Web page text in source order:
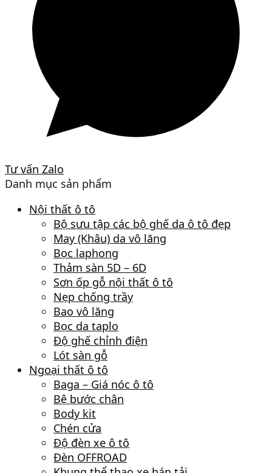
Tư vấn Zalo
Danh mục sản phẩm
Nội thất ô tô
Bộ sưu tập các bộ ghế da ô tô đẹp
May (Khâu) da vô lăng
Bọc laphong
Thảm sàn 5D – 6D
Sơn ốp gỗ nội thất ô tô
Nẹp chống trầy
Bao vô lăng
Bọc da taplo
Độ ghế chỉnh điện
Lót sàn gỗ
Ngoại thất ô tô
Baga – Giá nóc ô tô
Bệ bước chân
Body kit
Chén cửa
Độ đèn xe ô tô
Đèn OFFROAD